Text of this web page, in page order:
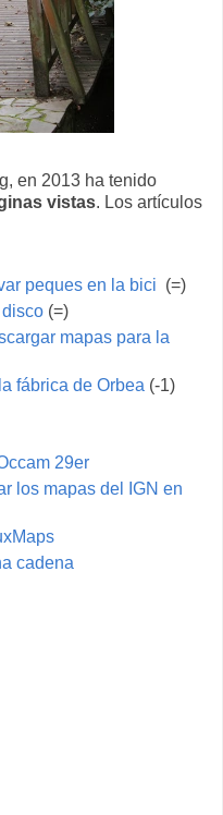
en 2013 ha tenido
vistas. Los artículos
peques en la bici (=)
(=)
mapas para la
fábrica de Orbea (-1)
29er
los mapas del IGN en
cadena